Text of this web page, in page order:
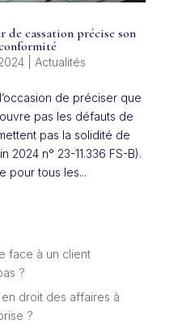
de cassation précise son
| Actualités
de préciser que
pas les défauts de
pas la solidité de
2024 n° 23-11.336 FS-B).
pour tous les...
face à un client
?
droit des affaires à
?